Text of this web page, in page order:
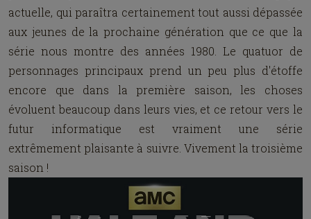
actuelle, qui paraîtra certainement tout aussi dépassée
aux jeunes de la prochaine génération que ce que la
série nous montre des années 1980. Le quatuor de
personnages principaux prend un peu plus d'étoffe
encore que dans la première saison, les choses
évoluent beaucoup dans leurs vies, et ce retour vers le
futur informatique est vraiment une série
extrêmement plaisante à suivre. Vivement la troisième
saison !